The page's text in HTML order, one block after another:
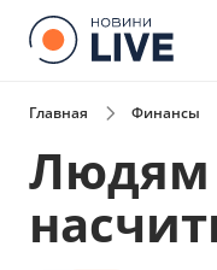
Главная Финансы
Людям